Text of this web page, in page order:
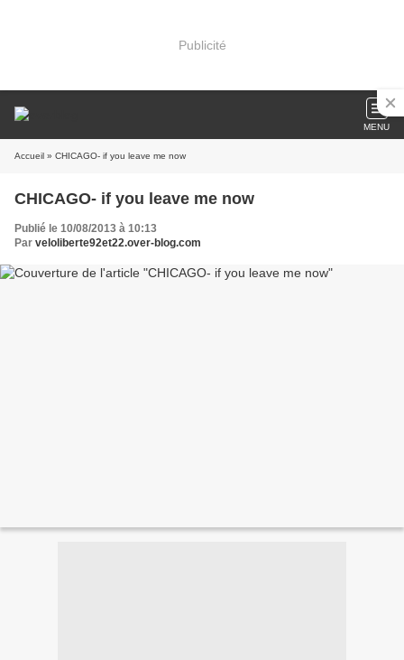
Publicité
MENU
Accueil » CHICAGO- if you leave me now
CHICAGO- if you leave me now
Publié le 10/08/2013 à 10:13
Par veloliberte92et22.over-blog.com